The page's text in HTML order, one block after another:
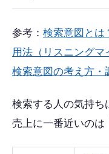
参考： 検索意図とは
用法（リスニングマ
検索意図の考え方・
検索する人の気持ち
売上に一番近いのは